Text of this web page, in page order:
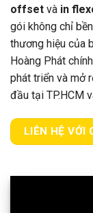
offset và in
gói không chỉ
thương hiệu của
Hoàng Phát
phát triển và mở
đầu tại TP.HCM
LIÊN HỆ VỚI